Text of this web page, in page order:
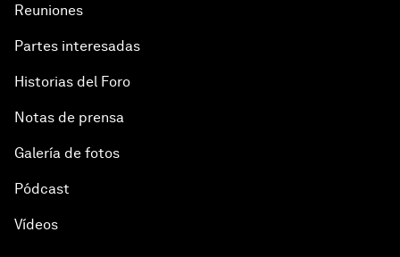
Reuniones
Partes interesadas
Historias del Foro
Notas de prensa
Galería de fotos
Pódcast
Vídeos